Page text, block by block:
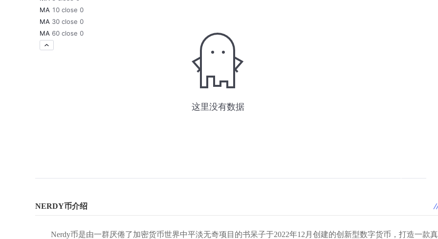
NERDY币介绍
Nerdy币是由一群厌倦了加密货币世界中平淡无奇项目的书呆子于2022年12月创建的创新型数字货币，打造一款真